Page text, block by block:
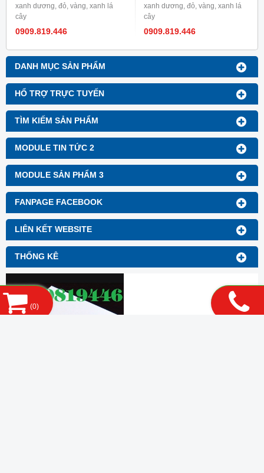
DANH MỤC SẢN PHẨM
HỔ TRỢ TRỰC TUYẾN
TÌM KIẾM SẢN PHẨM
MODULE TIN TỨC 2
MODULE SẢN PHẨM 3
FANPAGE FACEBOOK
LIÊN KẾT WEBSITE
THỐNG KÊ
xanh dương, đỏ, vàng, xanh lá
cây
0909.819.446
xanh dương, đỏ, vàng, xanh lá
cây
0909.819.446
(0)